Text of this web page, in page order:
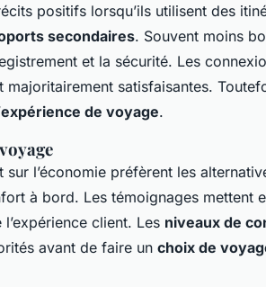
positifs lorsqu’ils utilisent des
secondaires. Souvent moins
et la sécurité. Les
majoritairement satisfaisantes.
expérience de voyage.
sur l’économie préfèrent les
à bord. Les témoignages mettent
client. Les niveaux de
avant de faire un choix de